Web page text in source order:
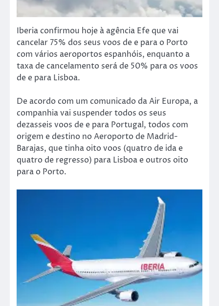
Iberia confirmou hoje à agência Efe que vai
cancelar 75% dos seus voos de e para o Porto
com vários aeroportos espanhóis, enquanto a
taxa de cancelamento será de 50% para os voos
de e para Lisboa.
De acordo com um comunicado da Air Europa, a
companhia vai suspender todos os seus
dezasseis voos de e para Portugal, todos com
origem e destino no Aeroporto de Madrid-
Barajas, que tinha oito voos (quatro de ida e
quatro de regresso) para Lisboa e outros oito
para o Porto.